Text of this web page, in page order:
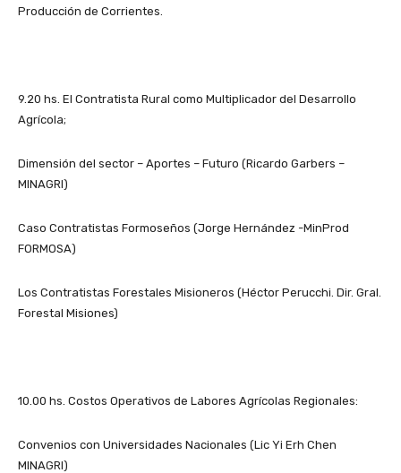
Producción de Corrientes.
9.20 hs. El Contratista Rural como Multiplicador del Desarrollo
Agrícola;
Dimensión del sector – Aportes – Futuro (Ricardo Garbers –
MINAGRI)
Caso Contratistas Formoseños (Jorge Hernández -MinProd
FORMOSA)
Los Contratistas Forestales Misioneros (Héctor Perucchi. Dir. Gral.
Forestal Misiones)
10.00 hs. Costos Operativos de Labores Agrícolas Regionales:
Convenios con Universidades Nacionales (Lic Yi Erh Chen
MINAGRI)